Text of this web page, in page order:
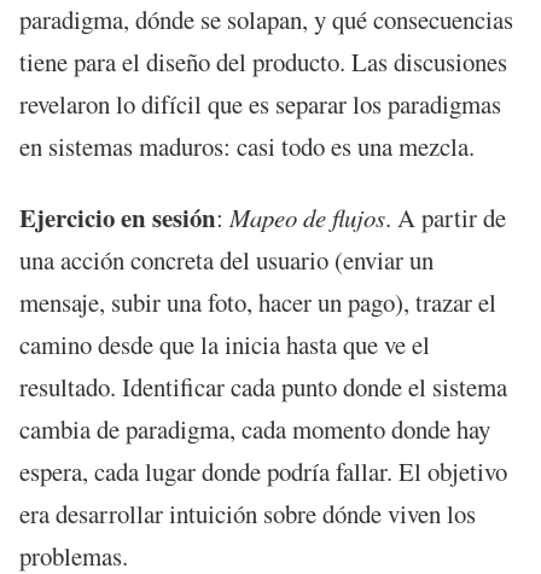
paradigma, dónde se solapan, y qué consecuencias
tiene para el diseño del producto. Las discusiones
revelaron lo difícil que es separar los paradigmas
en sistemas maduros: casi todo es una mezcla.
Ejercicio en sesión:Mapeo de flujos. A partir de
una acción concreta del usuario (enviar un
mensaje, subir una foto, hacer un pago), trazar el
camino desde que la inicia hasta que ve el
resultado. Identificar cada punto donde el sistema
cambia de paradigma, cada momento donde hay
espera, cada lugar donde podría fallar. El objetivo
era desarrollar intuición sobre dónde viven los
problemas.